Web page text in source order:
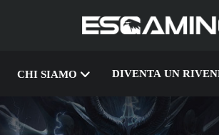
CHI SIAMO DIVENTA UN